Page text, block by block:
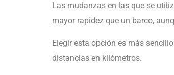
Las mudanzas en las que se
mayor rapidez que un barco,
Elegir esta opción es más
distancias en kilómetros.